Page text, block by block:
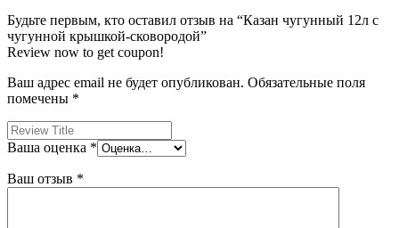
Будьте первым, кто оставил отзыв на “Казан чугунный 12л с
чугунной крышкой-сковородой”
Review now to get coupon!
Ваш адрес email не будет опубликован. Обязательные поля
помечены *
Ваша оценка *
Ваш отзыв *